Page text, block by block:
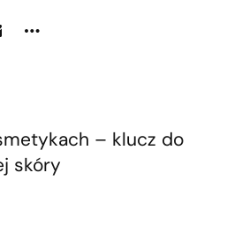
– klucz do
skóry